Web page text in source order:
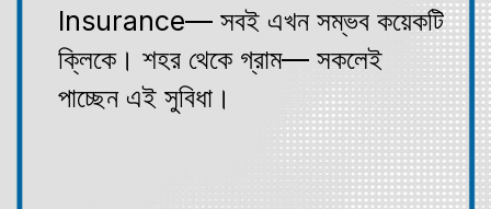
Insurance— সবই এখন সম্ভব কয়েকটি
ক্লিকে। শহর থেকে গ্রাম— সকলেই
পাচ্ছেন এই সুবিধা।